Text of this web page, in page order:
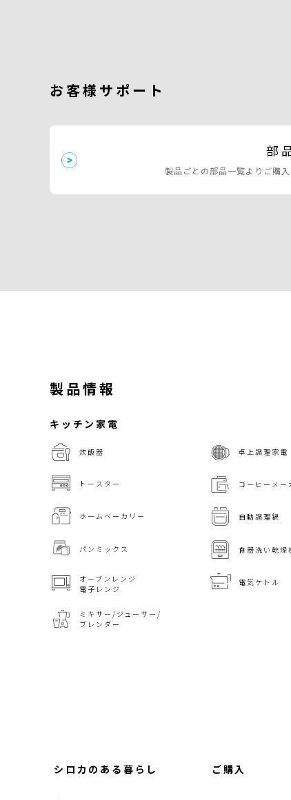
お客様サポート
部
製品ごとの部品一覧よりご購
製品情報
キッチン家電
炊飯器 卓上調理家電
トースター コーヒーメー
ホームベーカリー 自動調理鍋
パンミックス 食器洗い乾燥
オーブンレンジ
電子レンジ
電気ケトル
ミキサー/ジューサー/
ブレンダー
シロカのある暮らし ご購入